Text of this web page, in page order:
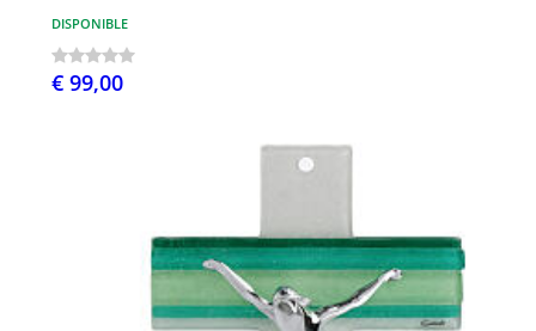
DISPONIBLE
€ 99,00